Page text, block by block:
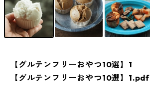
【グルテンフリーおやつ10選】1
【グルテンフリーおやつ10選】1.pdf